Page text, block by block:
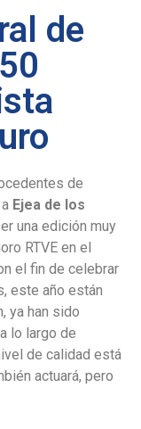
de
de
Ejea de los
una edición muy
RTVE en el
el fin de celebrar
este año están
ya han sido
lo largo de
de calidad está
actuará, pero